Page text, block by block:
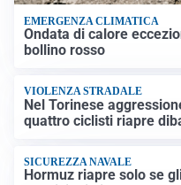
EMERGENZA CLIMATICA
Ondata di calore
bollino rosso
VIOLENZA STRADALE
Nel Torinese
quattro ciclisti riapre
SICUREZZA NAVALE
Hormuz riapre solo se